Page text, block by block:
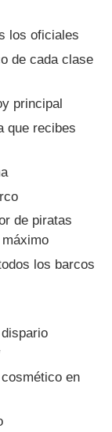
los oficiales
de cada clase
principal
que recibes
de piratas
los barcos
en